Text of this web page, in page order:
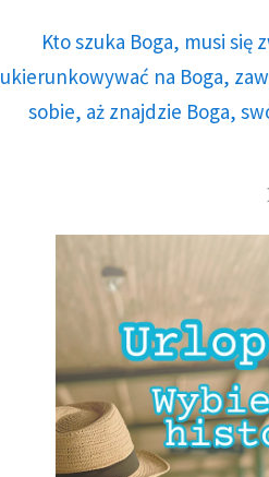
Kto szuka Boga, musi się
ukierunkowywać na Boga,
sobie, aż znajdzie Boga,